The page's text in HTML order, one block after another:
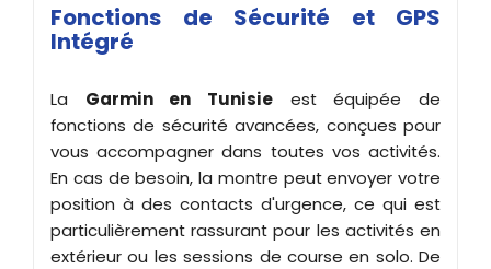
Fonctions de Sécurité et GPS
Intégré
La Garmin en Tunisie est équipée de
fonctions de sécurité avancées, conçues pour
vous accompagner dans toutes vos activités.
En cas de besoin, la montre peut envoyer votre
position à des contacts d'urgence, ce qui est
particulièrement rassurant pour les activités en
extérieur ou les sessions de course en solo. De